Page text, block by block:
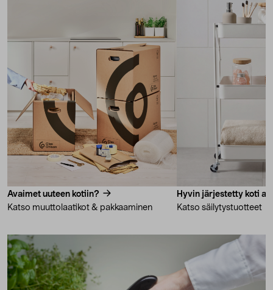
Avaimet uuteen kotiin?
Katso muuttolaatikot & pakkaaminen
Hyvin järjestetty koti
Katso säilytystuotteet